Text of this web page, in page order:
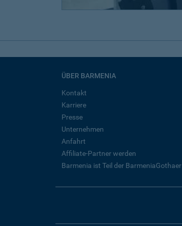
ÜBER BARMENIA
Kontakt
Karriere
Presse
Unternehmen
Anfahrt
Affiliate-Partner werden
Barmenia ist Teil der BarmeniaGothaer